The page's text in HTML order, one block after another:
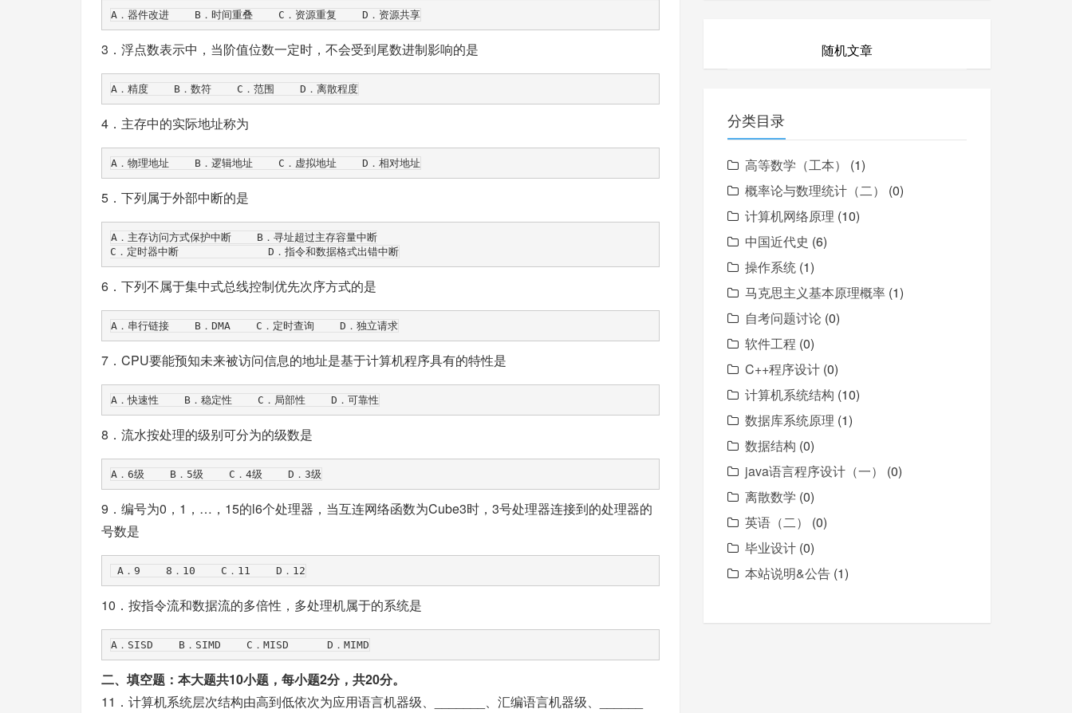
A．器件改进    B．时间重叠    C．资源重复    D．资源共享
3．浮点数表示中，当阶值位数一定时，不会受到尾数进制影响的是
A．精度    B．数符    C．范围    D．离散程度
4．主存中的实际地址称为
5．下列属于外部中断的是
A．主存访问方式保护中断    B．寻址超过主存容量中断
C．定时器中断              D．指令和数据格式出错中断
6．下列不属于集中式总线控制优先次序方式的是
A．串行链接    B．DMA    C．定时查询    D．独立请求
7．CPU要能预知未来被访问信息的地址是基于计算机程序具有的特性是
8．流水按处理的级别可分为的级数是
9．编号为0，1，…，15的l6个处理器，当互连网络函数为Cube3时，3号处理器连接到的处理器的
号数是
10．按指令流和数据流的多倍性，多处理机属于的系统是
二、填空题：本大题共10小题，每小题2分，共20分。
11．计算机系统层次结构由高到低依次为应用语言机器级、_______、汇编语言机器级、______
随机文章
分类目录
高等数学（工本）
(1)
概率论与数理统计（二）
(0)
计算机网络原理 (10)
中国近代史 (6)
操作系统 (1)
马克思主义基本原理概率 (1)
自考问题讨论 (0)
软件工程 (0)
C++程序设计 (0)
计算机系统结构 (10)
数据库系统原理 (1)
数据结构 (0)
java语言程序设计（一）
(0)
离散数学 (0)
英语（二）
(0)
毕业设计 (0)
本站说明&公告 (1)